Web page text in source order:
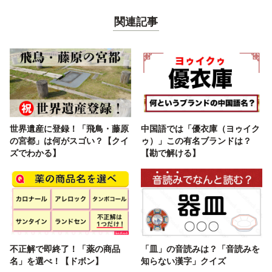
関連記事
世界遺産に登録！「飛鳥・藤原
の宮都」は何がスゴい？【クイ
ズでわかる】
中国語では「優衣庫（ヨゥイク
ゥ）」この有名ブランドは？
【勘で解ける】
不正解で即終了！「薬の商品
名」を選べ！【ドボン】
「皿」の音読みは？「音読みを
知らない漢字」クイズ